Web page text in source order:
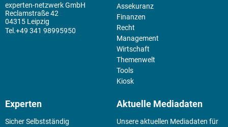
experten-netzwerk GmbH
Reclamstraße 42
04315 Leipzig
+49 341 98995950
Assekuranz
Finanzen
Recht
Management
Wirtschaft
Themenwelt
Tools
Kiosk
Experten
Sicher Selbstständig
Aktuelle Mediadaten
Unsere aktuellen Mediadaten für